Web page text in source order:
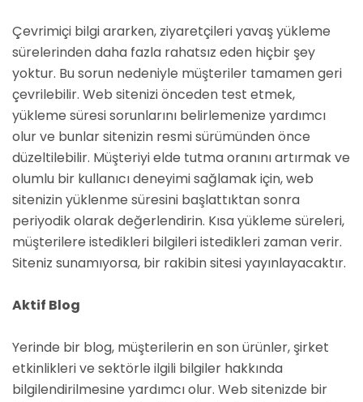
Çevrimiçi bilgi ararken, ziyaretçileri yavaş yükleme
sürelerinden daha fazla rahatsız eden hiçbir şey
yoktur. Bu sorun nedeniyle müşteriler tamamen geri
çevrilebilir. Web sitenizi önceden test etmek,
yükleme süresi sorunlarını belirlemenize yardımcı
olur ve bunlar sitenizin resmi sürümünden önce
düzeltilebilir. Müşteriyi elde tutma oranını artırmak ve
olumlu bir kullanıcı deneyimi sağlamak için, web
sitenizin yüklenme süresini başlattıktan sonra
periyodik olarak değerlendirin. Kısa yükleme süreleri,
müşterilere istedikleri bilgileri istedikleri zaman verir.
Siteniz sunamıyorsa, bir rakibin sitesi yayınlayacaktır.
Aktif Blog
Yerinde bir blog, müşterilerin en son ürünler, şirket
etkinlikleri ve sektörle ilgili bilgiler hakkında
bilgilendirilmesine yardımcı olur. Web sitenizde bir